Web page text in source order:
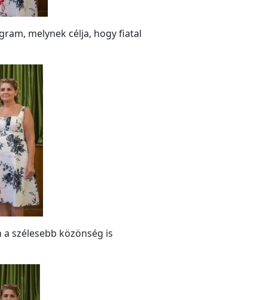
melynek célja, hogy fiatal
szélesebb közönség is